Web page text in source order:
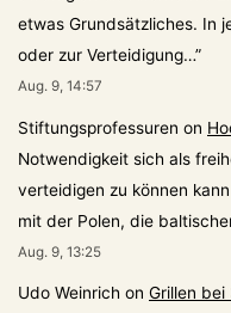
etwas Grundsätzliches. In
oder zur Verteidigung…”
Aug. 9, 14:57
Stiftungsprofessuren on
Notwendigkeit sich als
verteidigen zu können
mit der Polen, die
Aug. 9, 13:25
Udo Weinrich on Grillen